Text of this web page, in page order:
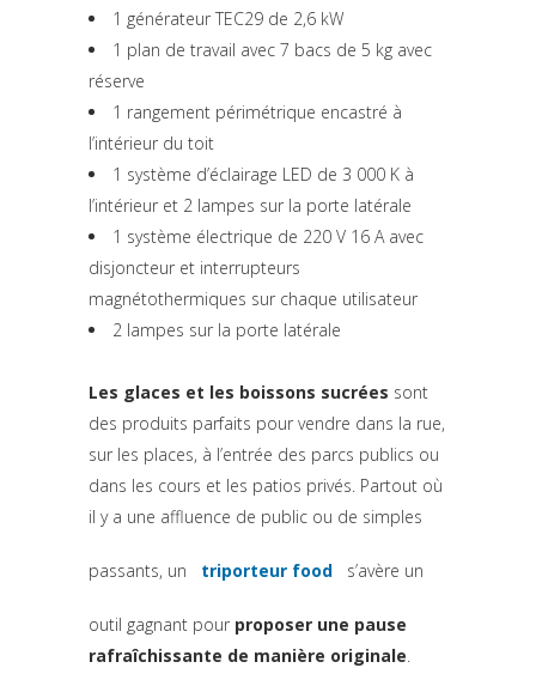
1 générateur TEC29 de 2,6 kW
1 plan de travail avec 7 bacs de 5 kg avec
réserve
1 rangement périmétrique encastré à
l’intérieur du toit
1 système d’éclairage LED de 3 000 K à
l’intérieur et 2 lampes sur la porte latérale
1 système électrique de 220 V 16 A avec
disjoncteur et interrupteurs
magnétothermiques sur chaque utilisateur
2 lampes sur la porte latérale
Les glaces et les boissons sucrées sont
des produits parfaits pour vendre dans la rue,
sur les places, à l’entrée des parcs publics ou
dans les cours et les patios privés. Partout où
il y a une affluence de public ou de simples
passants, un triporteur food s’avère un
outil gagnant pour proposer une pause
rafraîchissante de manière originale.